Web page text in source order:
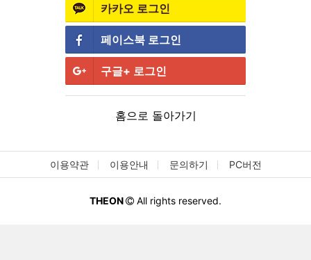
카카오 로그인
페이스북 로그인
구글+ 로그인
홈으로 돌아가기
이용약관 이용안내 문의하기 PC버전
THEON All rights reserved.